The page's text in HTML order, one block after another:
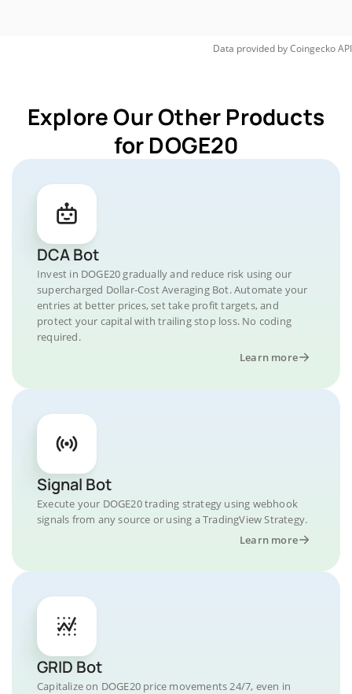
Data provided byCoingeckoAPI
Explore Our Other Products
for DOGE20
DCA Bot
Invest in DOGE20 gradually and reduce risk using our
supercharged Dollar-Cost Averaging Bot. Automate your
entries at better prices, set take profit targets, and
protect your capital with trailing stop loss. No coding
required.
Learn more
Signal Bot
Execute your DOGE20 trading strategy using webhook
signals from any source or using a TradingView Strategy.
Learn more
GRID Bot
Capitalize on DOGE20 price movements 24/7, even in